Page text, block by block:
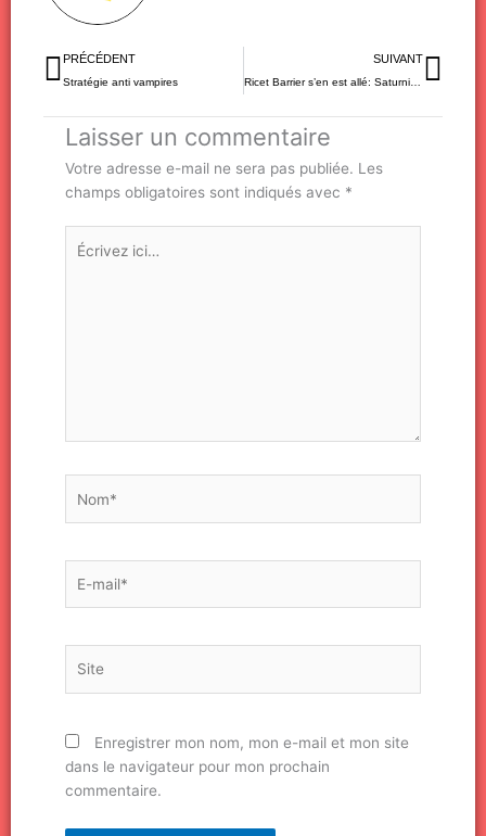
Précédent
PRÉCÉDENT
Stratégie anti vampires
SUIVANT
Ricet Barrier s’en est allé: Saturnin est en deuil
Laisser un commentaire
Votre adresse e-mail ne sera pas publiée. Les
champs obligatoires sont indiqués avec *
Écrivez
ici…
mail*
Enregistrer mon nom, mon e-mail et mon site
dans le navigateur pour mon prochain
commentaire.